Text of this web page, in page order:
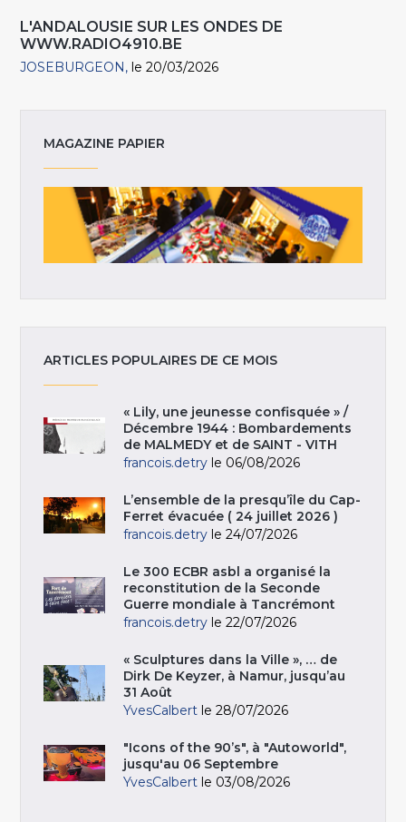
L'ANDALOUSIE SUR LES ONDES DE
WWW.RADIO4910.BE
JOSEBURGEON le 20/03/2026
MAGAZINE PAPIER
ARTICLES POPULAIRES DE CE MOIS
« Lily, une jeunesse confisquée » /
Décembre 1944 : Bombardements
de MALMEDY et de SAINT - VITH
francois.detry le 06/08/2026
L’ensemble de la presqu’île du Cap-
Ferret évacuée ( 24 juillet 2026 )
francois.detry le 24/07/2026
Le 300 ECBR asbl a organisé la
reconstitution de la Seconde
Guerre mondiale à Tancrémont
francois.detry le 22/07/2026
« Sculptures dans la Ville », … de
Dirk De Keyzer, à Namur, jusqu’au
31 Août
YvesCalbert le 28/07/2026
"Icons of the 90’s", à "Autoworld",
jusqu'au 06 Septembre
YvesCalbert le 03/08/2026